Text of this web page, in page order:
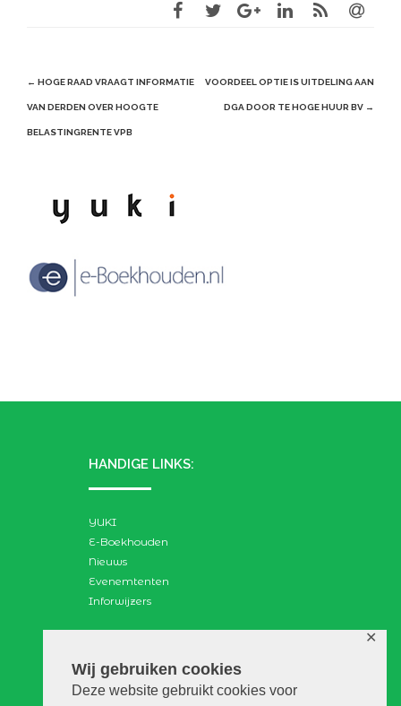
Wij gebruiken cookies
Deze website gebruikt cookies voor
✕
Post
navigation
← HOGE RAAD VRAAGT INFORMATIE
VAN DERDEN OVER HOOGTE
BELASTINGRENTE VPB
VOORDEEL OPTIE IS UITDELING AAN
DGA DOOR TE HOGE HUUR BV →
HANDIGE LINKS:
YUKI
E-Boekhouden
Nieuws
Evenemtenten
Inforwijzers